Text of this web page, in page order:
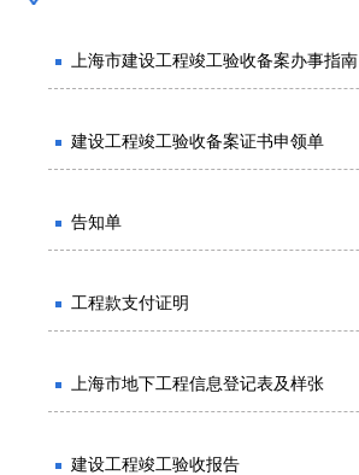
上海市建设工程竣工验收备案办事指南
建设工程竣工验收备案证书申领单
告知单
工程款支付证明
上海市地下工程信息登记表及样张
建设工程竣工验收报告